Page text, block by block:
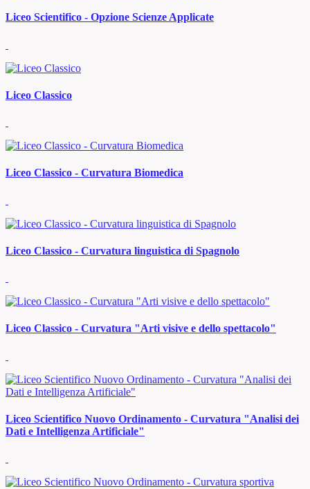
Liceo Scientifico - Opzione Scienze Applicate
Liceo Classico
Liceo Classico - Curvatura Biomedica
Liceo Classico - Curvatura linguistica di Spagnolo
Liceo Classico - Curvatura "Arti visive e dello spettacolo"
Liceo Scientifico Nuovo Ordinamento - Curvatura "Analisi dei
Dati e Intelligenza Artificiale"